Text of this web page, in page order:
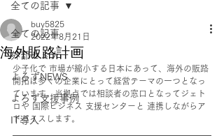
全ての記事
外部セミナー
よろずNEWS
よろず支援事例
IT導入
全ての記事
海外販路計画
buy5825
2022年8月21日
少子化で 市場が縮小する日本にあって、海外の販路
開拓は多くの企業にとって経営テーマの一つとなっ
ています。当拠点では相談者の窓口となってジェト
ロや 国際ビジネス 支援センターと 連携しながらア
ドバイスします。